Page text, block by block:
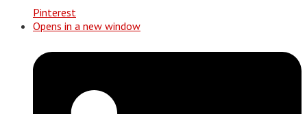
Pinterest
Opens in a new window